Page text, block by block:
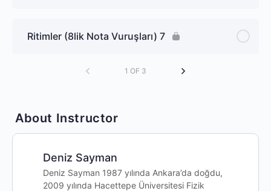
Ritimler (8lik Nota Vuruşları) 7
1 OF 3
About Instructor
Deniz Sayman
Deniz Sayman 1987 yılında Ankara’da doğdu,
2009 yılında Hacettepe Üniversitesi Fizik